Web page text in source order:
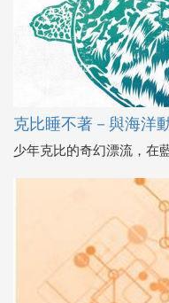
克比睡不著－與海洋
少年克比的奇幻漂流，在